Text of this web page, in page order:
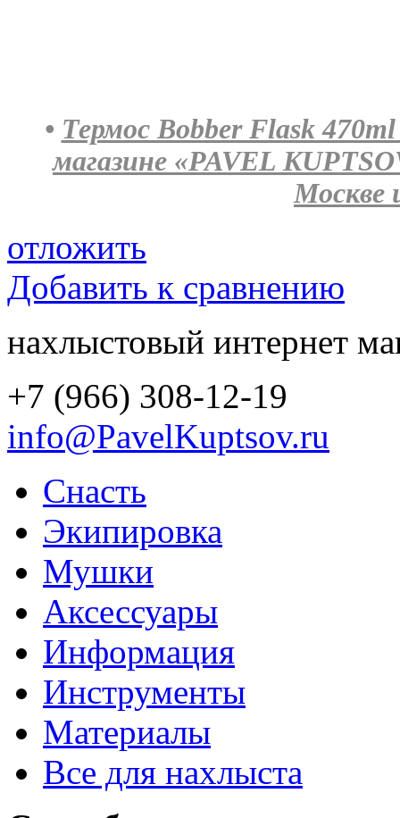
• Термос Bobber Flask
магазине «PAVEL
Москве
отложить
Добавить к сравнению
нахлыстовый интернет
+7 (966) 308-12-19
info@PavelKuptsov.ru
Снасть
Экипировка
Мушки
Аксессуары
Информация
Инструменты
Материалы
Все для нахлыста